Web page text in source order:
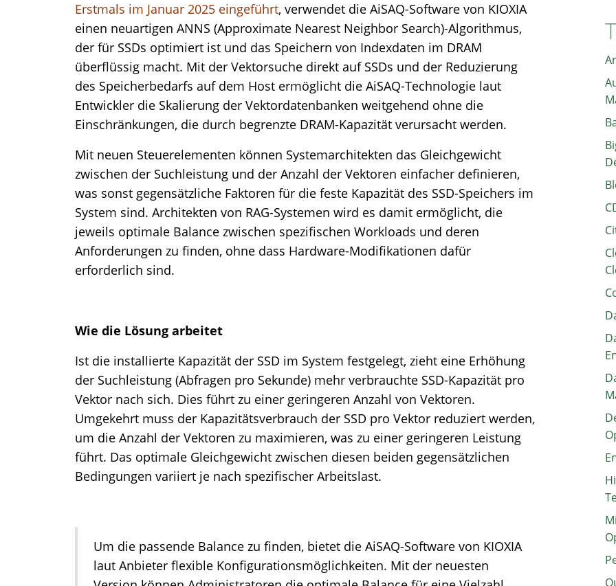
Erstmals im Januar 2025 eingeführt, verwendet die AiSAQ-Software von KIOXIA
einen neuartigen ANNS (Approximate Nearest Neighbor Search)-Algorithmus,
der für SSDs optimiert ist und das Speichern von Indexdaten im DRAM
überflüssig macht. Mit der Vektorsuche direkt auf SSDs und der Reduzierung
des Speicherbedarfs auf dem Host ermöglicht die AiSAQ-Technologie laut
Entwickler die Skalierung der Vektordatenbanken weitgehend ohne die
Einschränkungen, die durch begrenzte DRAM-Kapazität verursacht werden.
Mit neuen Steuerelementen können Systemarchitekten das Gleichgewicht
zwischen der Suchleistung und der Anzahl der Vektoren einfacher definieren,
was sonst gegensätzliche Faktoren für die feste Kapazität des SSD-Speichers im
System sind. Architekten von RAG-Systemen wird es damit ermöglicht, die
jeweils optimale Balance zwischen spezifischen Workloads und deren
Anforderungen zu finden, ohne dass Hardware-Modifikationen dafür
erforderlich sind.
Wie die Lösung arbeitet
Ist die installierte Kapazität der SSD im System festgelegt, zieht eine Erhöhung
der Suchleistung (Abfragen pro Sekunde) mehr verbrauchte SSD-Kapazität pro
Vektor nach sich. Dies führt zu einer geringeren Anzahl von Vektoren.
Umgekehrt muss der Kapazitätsverbrauch der SSD pro Vektor reduziert werden,
um die Anzahl der Vektoren zu maximieren, was zu einer geringeren Leistung
führt. Das optimale Gleichgewicht zwischen diesen beiden gegensätzlichen
Bedingungen variiert je nach spezifischer Arbeitslast.
Um die passende Balance zu finden, bietet die AiSAQ-Software von KIOXIA
laut Anbieter flexible Konfigurationsmöglichkeiten. Mit der neuesten